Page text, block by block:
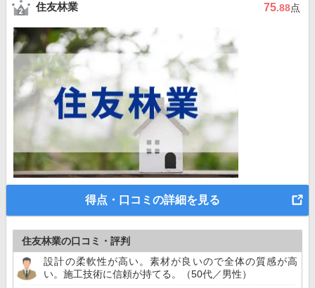
住友林業 75.88点
得点・口コミの詳細を見る
住友林業の口コミ・評判
設計の柔軟性が高い。素材が良いので全体の質感が高
い。施工技術に信頼が持てる。（50代／男性）